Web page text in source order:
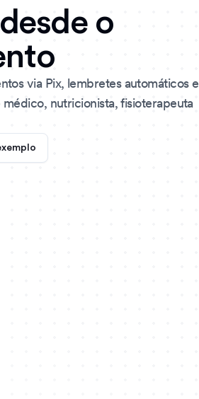
desde o
via Pix, lembretes automáticos e
nutricionista, fisioterapeuta